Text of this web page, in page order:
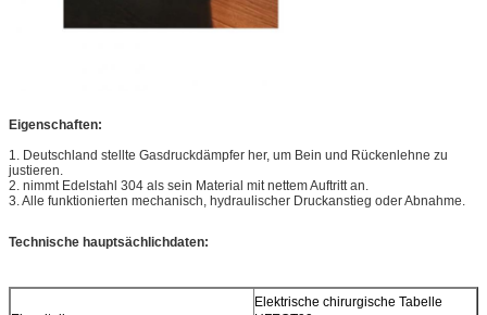
Eigenschaften:
1. Deutschland stellte Gasdruckdämpfer her, um Bein und Rückenlehne zu
justieren.
2. nimmt Edelstahl 304 als sein Material mit nettem Auftritt an.
3. Alle funktionierten mechanisch, hydraulischer Druckanstieg oder Abnahme.
Technische hauptsächlichdaten:
Elektrische chirurgische Tabelle